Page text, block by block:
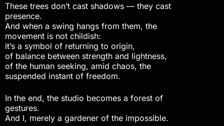
These trees don’t cast shadows — they cast
presence.
And when a swing hangs from them, the
movement is not childish:
it’s a symbol of returning to origin,
of balance between strength and lightness,
of the human seeking, amid chaos, the
suspended instant of freedom.
In the end, the studio becomes a forest of
gestures.
And I, merely a gardener of the impossible.